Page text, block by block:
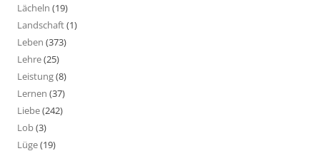
Lächeln (19)
Landschaft(1)
Leben (373)
Lehre(25)
Leistung(8)
Lernen (37)
Liebe(242)
Lob(3)
Lüge(19)